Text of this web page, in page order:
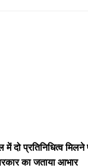
में दो प्रतिनिधित्व
का जताया आभार